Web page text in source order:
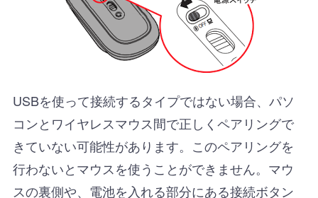
USBを使って接続するタイプではない場合、パソ
コンとワイヤレスマウス間で正しくペアリングで
きていない可能性があります。このペアリングを
行わないとマウスを使うことができません。マウ
スの裏側や、電池を入れる部分にある接続ボタン